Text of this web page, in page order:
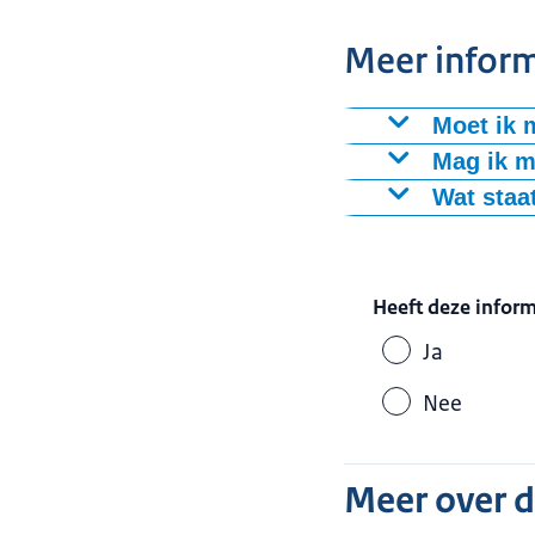
Meer
Moet ik
Neem
om een
Mag ik
Reist u
Wat
of arts
Heeft deze
Ja
Nee
Meer over